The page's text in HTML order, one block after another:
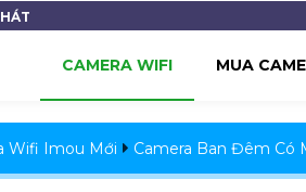
CAMERA WIFI MUA
Wifi Imou Mới Camera Ban Đêm Có